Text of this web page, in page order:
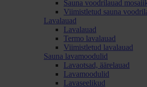
Sauna voodrilauad
Viimistletud sauna
Lavalauad
Lavalauad
Termo lavalauad
Viimistletud lavalauad
Sauna lavamoodulid
Lavaotsad, äärelauad
Lavamoodulid
Lavaseelikud